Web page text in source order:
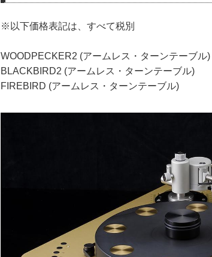
※以下価格表記は、すべて税別
WOODPECKER2 (アームレス・ターンテー
BLACKBIRD2 (アームレス・ターンテーブル)
FIREBIRD (アームレス・ターンテーブル)